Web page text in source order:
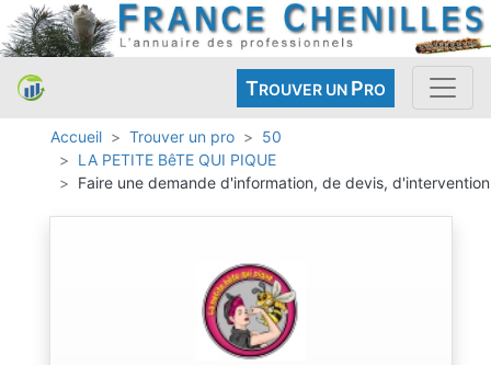
TROUVER UN PRO
Accueil Trouver un pro
50
LA PETITE BêTE QUI PIQUE
Faire une demande d'information, de devis, d'intervention